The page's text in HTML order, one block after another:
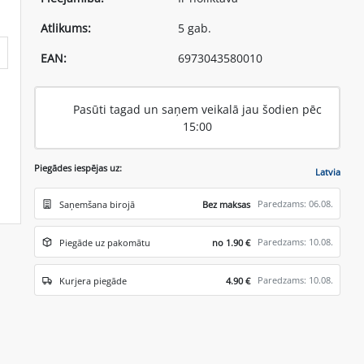
Atlikums:
5 gab.
EAN:
6973043580010
Pasūti tagad un saņem veikalā jau šodien pēc
15:00
Piegādes iespējas uz: Latvia
Saņemšana birojā Bez maksas Paredzams: 06.08.
Piegāde uz pakomātu no 1.90 € Paredzams: 10.08.
Kurjera piegāde 4.90 € Paredzams: 10.08.